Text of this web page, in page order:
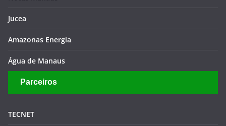
Jucea
Amazonas Energia
Água de Manaus
Parceiros
TECNET